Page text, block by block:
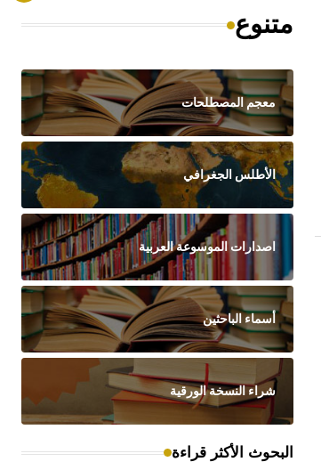
متنوع
معجم المصطلحات
الأطلس الجغرافي
اصدارات الموسوعة العربية
أسماء الباحثين
شراء النسخة الورقية
البحوث الأكثر قراءة